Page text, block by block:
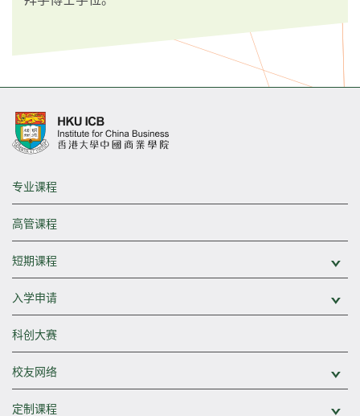
专业课程
高管课程
短期课程
入学申请
科创大赛
校友网络
定制课程